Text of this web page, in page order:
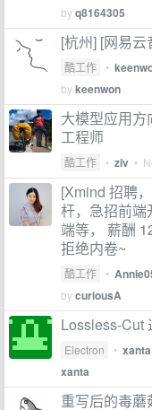
byq8164305
[杭州] [网易
酷工作 •
bykeenwon
大模型应用
工程师
酷工作 • ziv •
[Xmind 招聘
杆，急招前
端等， 薪酬
拒绝内卷~
酷工作 •
bycuriousA
Lossless-Cut
Electron • xanta
xanta
重写后的毒